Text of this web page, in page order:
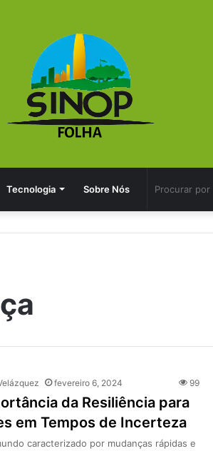
Tecnologia Sobre Nós
fevereiro 6, 2024 99
da Resiliência para
em Tempos de Incerteza
caracterizado por mudanças rápidas e